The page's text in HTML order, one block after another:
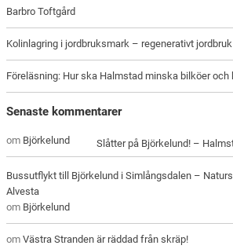
Barbro Toftgård
Kolinlagring i jordbruksmark – regenerativt
Föreläsning: Hur ska Halmstad minska bilköer
Senaste kommentarer
Slåtter på Björkelund! –
om Björkelund
Bussutflykt till Björkelund i Simlångsdalen –
Alvesta
om Björkelund
omVästra Stranden är räddad från skräp!